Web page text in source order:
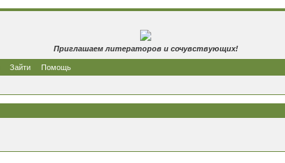
Приглашаем литераторов и сочувствующих!
Зайти Помощь